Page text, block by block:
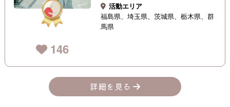
146
活動エリア
福島県
埼玉県 茨城県 栃木県
群
馬県
詳細を見る